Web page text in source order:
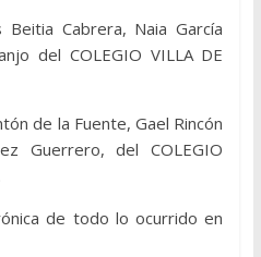
Cabrera, Naia García
del COLEGIO VILLA DE
de la Fuente, Gael Rincón
Guerrero, del COLEGIO
de todo lo ocurrido en